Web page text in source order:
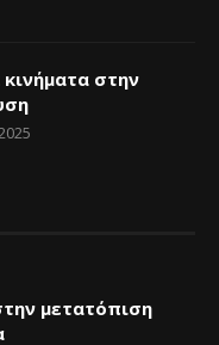
στην
μετατόπιση